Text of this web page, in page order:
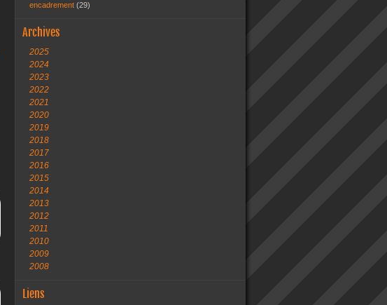
encadrement (29)
Archives
2025
2024
2023
2022
2021
2020
2019
2018
2017
2016
2015
2014
2013
2012
2011
2010
2009
2008
Liens